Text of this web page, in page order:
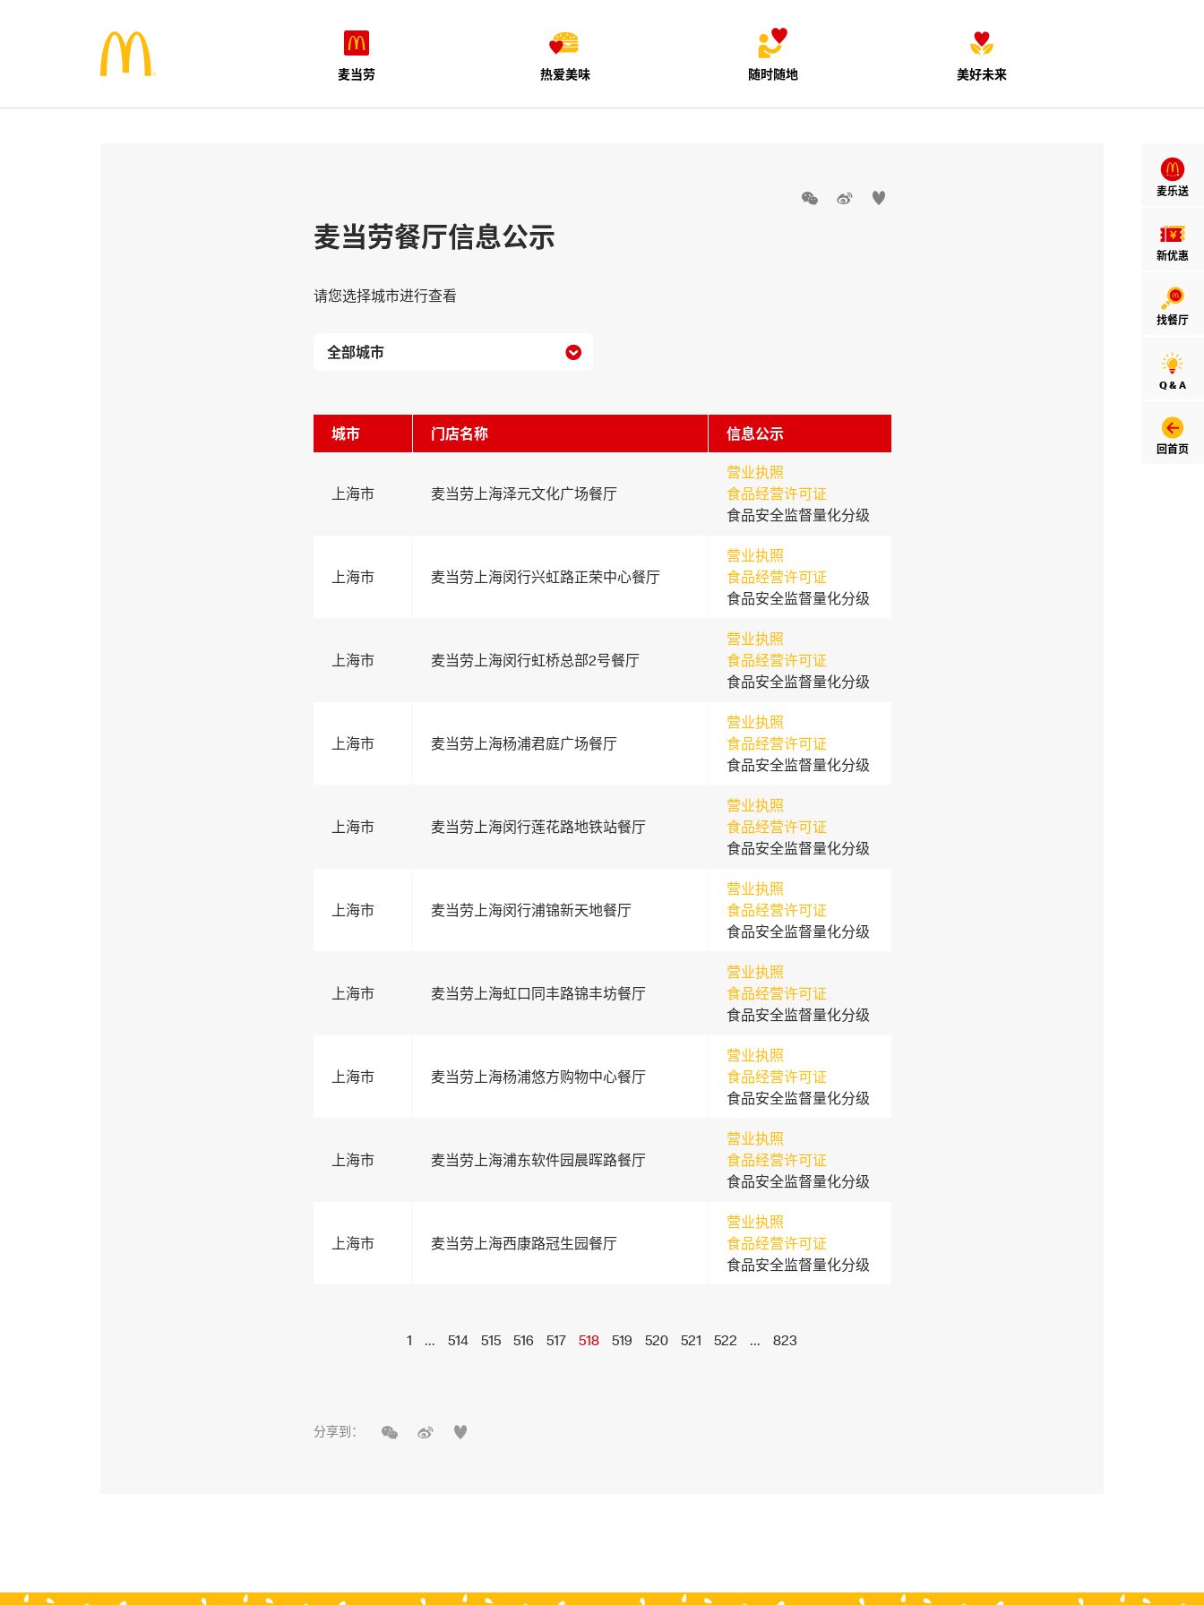
麦当劳 热爱美味 随时随地 美好未来
麦乐送
新优惠
找餐厅
Q & A
回首页
  
麦当劳餐厅信息公示
请您选择城市进行查看

城市 门店名称 信息公示
上海市 麦当劳上海泽元文化广场餐厅
营业执照
食品经营许可证
食品安全监督量化分级
上海市 麦当劳上海闵行兴虹路正荣中心餐厅
营业执照
食品经营许可证
食品安全监督量化分级
上海市 麦当劳上海闵行虹桥总部2号餐厅
营业执照
食品经营许可证
食品安全监督量化分级
上海市 麦当劳上海杨浦君庭广场餐厅
营业执照
食品经营许可证
食品安全监督量化分级
上海市 麦当劳上海闵行莲花路地铁站餐厅
营业执照
食品经营许可证
食品安全监督量化分级
上海市 麦当劳上海闵行浦锦新天地餐厅
营业执照
食品经营许可证
食品安全监督量化分级
上海市 麦当劳上海虹口同丰路锦丰坊餐厅
营业执照
食品经营许可证
食品安全监督量化分级
上海市 麦当劳上海杨浦悠方购物中心餐厅
营业执照
食品经营许可证
食品安全监督量化分级
上海市 麦当劳上海浦东软件园晨晖路餐厅
营业执照
食品经营许可证
食品安全监督量化分级
上海市 麦当劳上海西康路冠生园餐厅
营业执照
食品经营许可证
食品安全监督量化分级
1 ... 514 515 516 517 518 519 520 521 522 ... 823
分享到：   